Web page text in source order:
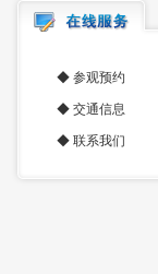
◆ 参观预约
◆ 交通信息
◆ 联系我们